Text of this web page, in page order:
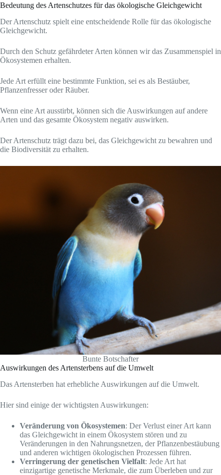
Bedeutung des Artenschutzes für das ökologische Gleichgewicht
Der Artenschutz spielt eine entscheidende Rolle für das ökologische
Gleichgewicht.
Durch den Schutz gefährdeter Arten können wir das Zusammenspiel in
Ökosystemen erhalten.
Jede Art erfüllt eine bestimmte Funktion, sei es als Bestäuber,
Pflanzenfresser oder Räuber.
Wenn eine Art ausstirbt, können sich die Auswirkungen auf andere
Arten und das gesamte Ökosystem negativ auswirken.
Der Artenschutz trägt dazu bei, das Gleichgewicht zu bewahren und
die Biodiversität zu erhalten.
Bunte Botschafter
Auswirkungen des Artensterbens auf die Umwelt
Das Artensterben hat erhebliche Auswirkungen auf die Umwelt.
Hier sind einige der wichtigsten Auswirkungen:
Veränderung von Ökosystemen: Der Verlust einer Art kann
das Gleichgewicht in einem Ökosystem stören und zu
Veränderungen in den Nahrungsnetzen, der Pflanzenbestäubung
und anderen wichtigen ökologischen Prozessen führen.
Verringerung der genetischen Vielfalt: Jede Art hat
einzigartige genetische Merkmale, die zum Überleben und zur